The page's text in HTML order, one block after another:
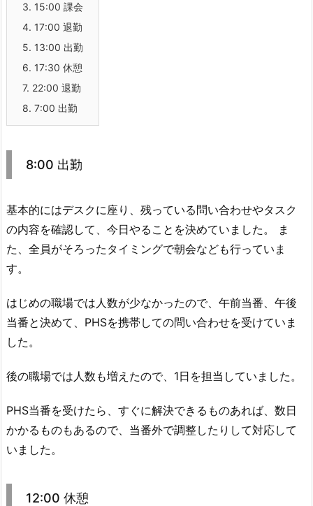
3. 15:00 課会
4. 17:00 退勤
5. 13:00 出勤
6. 17:30 休憩
7. 22:00 退勤
8. 7:00 出勤
8:00 出勤
基本的にはデスクに座り、残っている問い合わせやタスク
の内容を確認して、今日やることを決めていました。 ま
た、全員がそろったタイミングで朝会なども行っていま
す。
はじめの職場では人数が少なかったので、午前当番、午後
当番と決めて、PHSを携帯しての問い合わせを受けていま
した。
後の職場では人数も増えたので、1日を担当していました。
PHS当番を受けたら、すぐに解決できるものあれば、数日
かかるものもあるので、当番外で調整したりして対応して
いました。
12:00 休憩